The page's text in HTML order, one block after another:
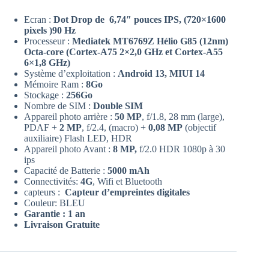
Ecran : Dot Drop de 6,74″ pouces IPS, (720×1600
pixels )90 Hz
Processeur : Mediatek MT6769Z Hélio G85 (12nm)
Octa-core (Cortex-A75 2×2,0 GHz et Cortex-A55
6×1,8 GHz)
Système d’exploitation : Android 13, MIUI 14
Mémoire Ram : 8Go
Stockage : 256Go
Nombre de SIM : Double SIM
Appareil photo arrière : 50 MP, f/1.8, 28 mm (large),
PDAF + 2 MP, f/2.4, (macro) + 0,08 MP (objectif
auxiliaire) Flash LED, HDR
Appareil photo Avant : 8 MP, f/2.0 HDR 1080p à 30
ips
Capacité de Batterie : 5000 mAh
Connectivités: 4G, Wifi et Bluetooth
capteurs : Capteur d’empreintes digitales
Couleur: BLEU
Garantie : 1 an
Livraison Gratuite